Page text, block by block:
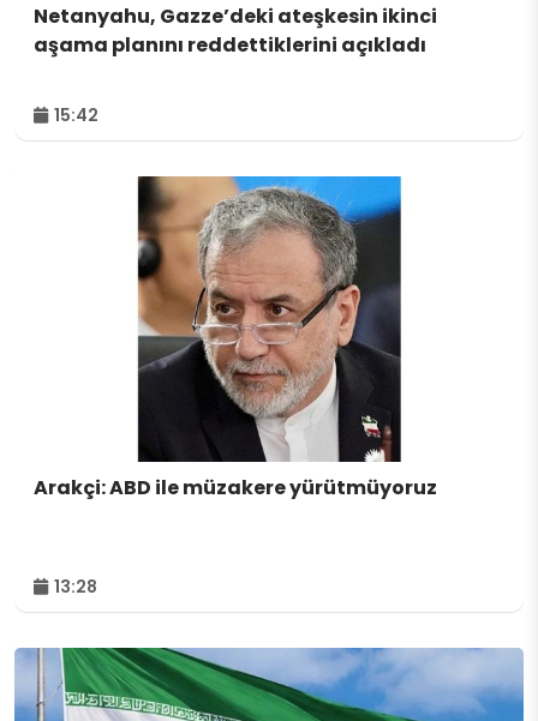
Netanyahu, Gazze’deki ateşkesin ikinci
aşama planını reddettiklerini açıkladı
15:42
Arakçi: ABD ile müzakere yürütmüyoruz
13:28